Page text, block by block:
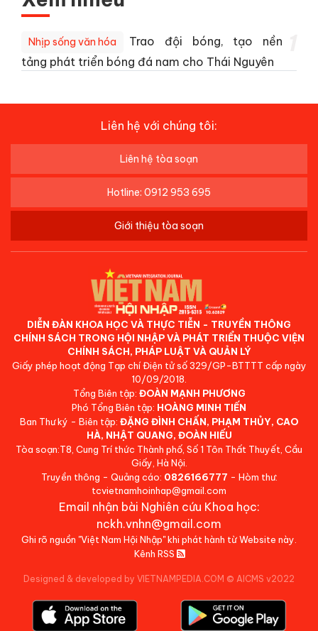
Nhịp sống văn hóa
Trao đội bóng, tạo nền
tảng phát triển bóng đá nam cho Thái Nguyên
Liên hệ với chúng tôi:
Liên hệ tòa soạn
Hotline: 0912 953 695
Giới thiệu tòa soạn
DIỄN ĐÀN KHOA HỌC VÀ THỰC TIỄN - TRUYỀN THÔNG
CHÍNH SÁCH TRONG HỘI NHẬP VÀ PHÁT TRIỂN THUỘC VIỆN
CHÍNH SÁCH, PHÁP LUẬT VÀ QUẢN LÝ
Giấy phép hoạt động Tạp chí Điện tử số 329/GP-BTTTT cấp ngày
10/09/2018.
Tổng Biên tập: ĐOÀN MẠNH PHƯƠNG
Phó Tổng Biên tập: HOÀNG MINH TIẾN
Ban Thư ký - Biên tập: ĐẶNG ĐÌNH CHẤN, PHẠM THỦY, CAO
HÀ, NHẬT QUANG, ĐOÀN HIẾU
Tòa soạn:T8, Cung Trí thức Thành phố, Số 1 Tôn Thất Thuyết, Cầu
Giấy, Hà Nội.
Truyền thông - Quảng cáo: 0826166777 - Hòm thư:
tcvietnamhoinhap@gmail.com
Email nhận bài Nghiên cứu Khoa học:
nckh.vnhn@gmail.com
Ghi rõ nguồn "Việt Nam Hội Nhập" khi phát hành từ Website này.
Kênh RSS
Designed & developed by VIETNAMPEDIA.COM © AICMS v2022